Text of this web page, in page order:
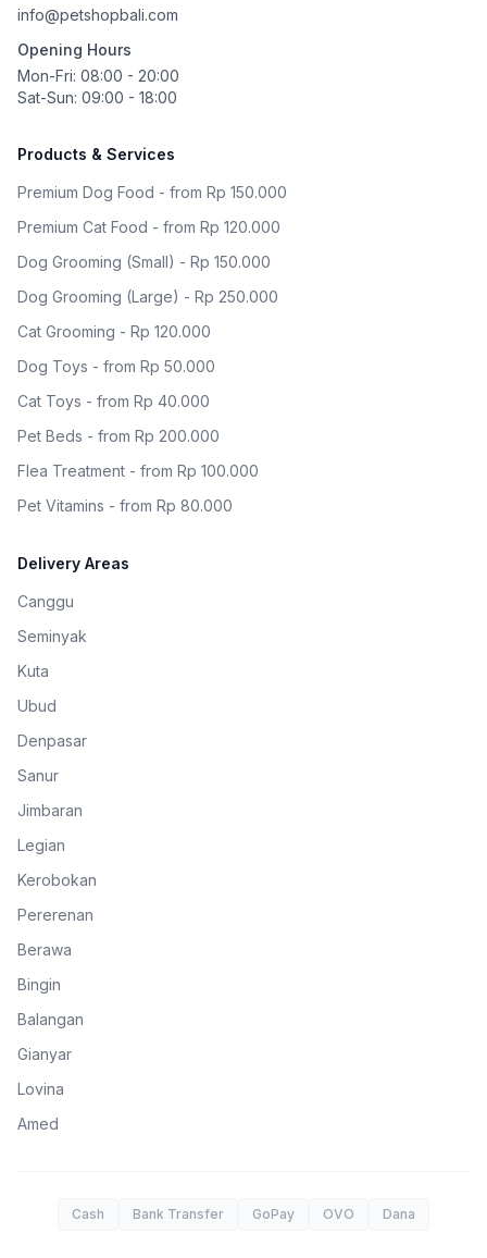
info@petshopbali.com
Opening Hours
Mon-Fri: 08:00 - 20:00
Sat-Sun: 09:00 - 18:00
Products & Services
Premium Dog Food - from Rp 150.000
Premium Cat Food - from Rp 120.000
Dog Grooming (Small) - Rp 150.000
Dog Grooming (Large) - Rp 250.000
Cat Grooming - Rp 120.000
Dog Toys - from Rp 50.000
Cat Toys - from Rp 40.000
Pet Beds - from Rp 200.000
Flea Treatment - from Rp 100.000
Pet Vitamins - from Rp 80.000
Delivery Areas
Canggu
Seminyak
Kuta
Ubud
Denpasar
Sanur
Jimbaran
Legian
Kerobokan
Pererenan
Berawa
Bingin
Balangan
Gianyar
Lovina
Amed
Cash Bank Transfer GoPay OVO Dana